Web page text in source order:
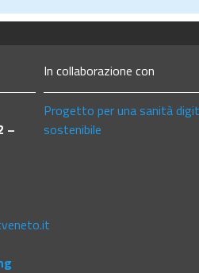
–
In collaborazione con
Progetto per una sanità
sostenibile